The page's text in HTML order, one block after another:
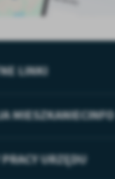
LINKI
MIESZKANIECINFO
URZĘDU